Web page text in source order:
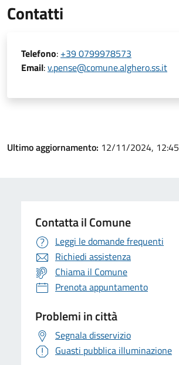
Contatti
Telefono: +39 0799978573
Email:v.pense@comune.alghero.ss.it
Ultimo aggiornamento: 12/11/2024, 12:45
Contatta il Comune
Leggi le domande frequenti
Richiedi assistenza
Chiama il Comune
Prenota appuntamento
Problemi in città
Segnala disservizio
Guasti pubblica illuminazione